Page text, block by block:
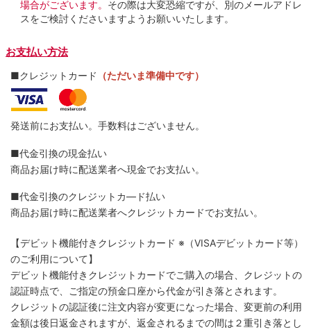
場合がございます。 その際は大変恐縮ですが、別のメールアドレ
スをご検討くださいますようお願いいたします。
お支払い方法
■クレジットカード （ただいま準備中です）
発送前にお支払い。手数料はございません。
■代金引換の現金払い
商品お届け時に配送業者へ現金でお支払い。
■代金引換のクレジットカ―ド払い
商品お届け時に配送業者へクレジットカードでお支払い。
【デビット機能付きクレジットカード ※（VISAデビットカード等）
のご利用について】
デビット機能付きクレジットカードでご購入の場合、クレジットの
認証時点で、ご指定の預金口座から代金が引き落とされます。
クレジットの認証後に注文内容が変更になった場合、変更前の利用
金額は後日返金されますが、返金されるまでの間は２重引き落とし